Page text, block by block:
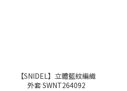
【SNIDEL】立體籃紋編織
外套 SWNT264092